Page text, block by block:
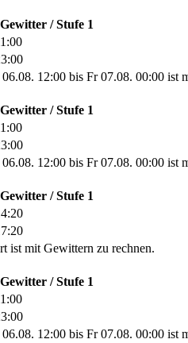
/ Stufe 1
12:00 bis Fr 07.08. 00:00 ist
/ Stufe 1
12:00 bis Fr 07.08. 00:00 ist
/ Stufe 1
ist mit Gewittern zu rechnen.
/ Stufe 1
12:00 bis Fr 07.08. 00:00 ist